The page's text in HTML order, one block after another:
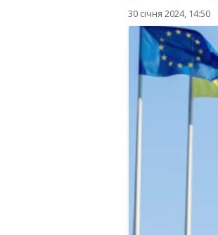
30 січня 2024, 14:50